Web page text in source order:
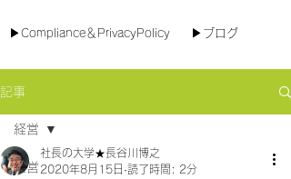
▶︎Compliance＆PrivacyPolicy ▶︎ブログ
記事
経営
経営
社長の大学★長谷川博之
2020年8月15日 読了時間: 2分